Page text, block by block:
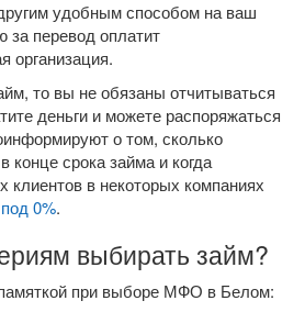
удобным способом на ваш
перевод оплатит
организация.
то вы не обязаны отчитываться
деньги и можете распоряжаться
о том, сколько
конце срока займа и когда
клиентов в некоторых компаниях
0%.
выбирать займ?
при выборе МФО в Белом: